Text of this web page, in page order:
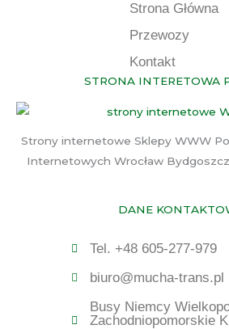
Strona Główna
Przewozy
Kontakt
STRONA INTERETOWA
Strony internetowe Sklepy WWW
Internetowych Wrocław
DANE
Tel. +48 605-277-979
biuro@mucha-trans.pl
Busy Niemcy
Zachodniopomorskie